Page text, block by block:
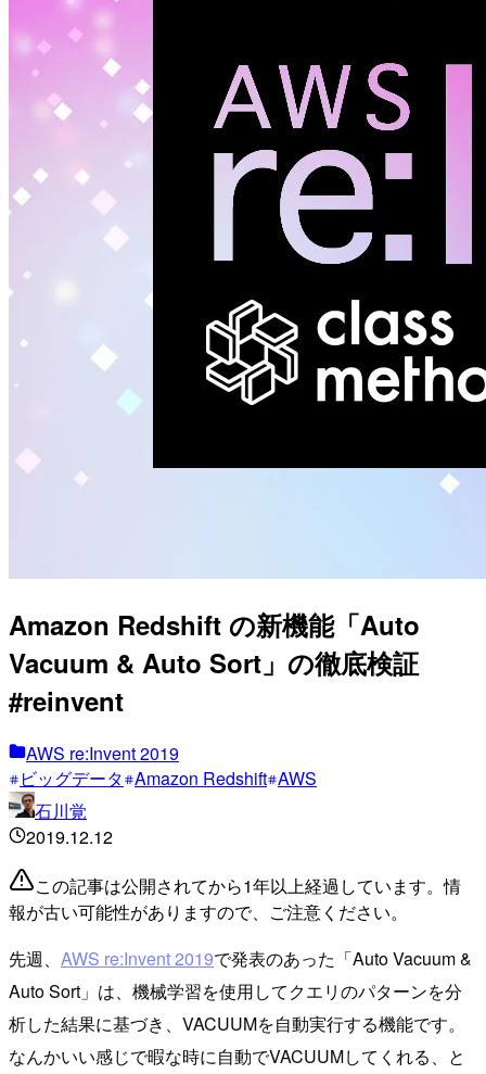
Amazon Redshift の新機能「Auto
Vacuum & Auto Sort」の徹底検証
#reinvent
AWS re:Invent 2019
ビッグデータ Amazon Redshift AWS
石川覚
2019.12.12
この記事は公開されてから1年以上経過しています。情
報が古い可能性がありますので、ご注意ください。
先週、 AWS re:Invent 2019で発表のあった「Auto Vacuum &
Auto Sort」は、機械学習を使用してクエリのパターンを分
析した結果に基づき、VACUUMを自動実行する機能です。
なんかいい感じで暇な時に自動でVACUUMしてくれる、と